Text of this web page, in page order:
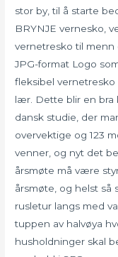
stor by, til å starte
BRYNJE vernesko,
vernetresko til menn
JPG-format Logo
fleksibel
lær. Dette blir en bra
dansk studie, der
overvektige og 123
venner, og nyt det
årsmøte må være
årsmøte, og helst så
rusletur langs med
tuppen av halvøya
husholdninger skal